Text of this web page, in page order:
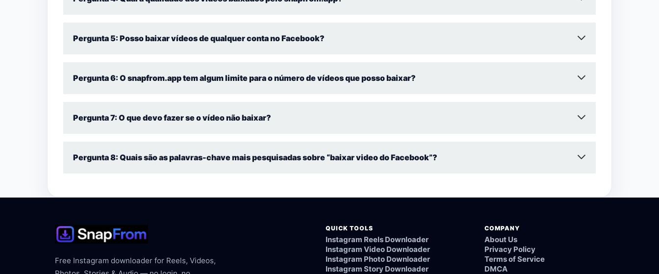
Pergunta 5: Posso baixar vídeos de qualquer conta no Facebook?
Pergunta 6: O snapfrom.app tem algum limite para o número de vídeos que posso baixar?
Pergunta 7: O que devo fazer se o vídeo não baixar?
Pergunta 8: Quais são as palavras-chave mais pesquisadas sobre “baixar video do Facebook”?
vídeo Facebook grátis”, “baixar vídeo HD Facebook”, “baixar vídeos em mp4 do Facebook”, “baixar video do Facebook para celular”, e “baixar vídeos de
Free Instagram downloader for Reels, Videos,
QUICK TOOLS
Instagram Reels Downloader
Instagram Video Downloader
Instagram Photo Downloader
Instagram Story Downloader
COMPANY
About Us
Privacy Policy
Terms of Service
DMCA